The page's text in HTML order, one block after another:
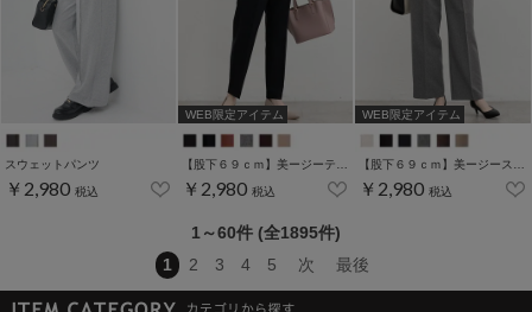
スウェットパンツ
￥2,980 税込
WEB限定アイテム
￥2,980 税込
WEB限定アイテム
￥2,980 税込
1～60件 (全1895件)
1
2 3 4 5 次 最後